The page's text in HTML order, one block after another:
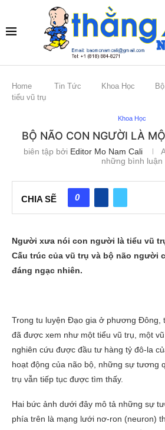
Home Tin Tức Khoa Học
tiểu vũ trụ
Khoa Học
BỘ NÃO CON NGƯỜI LÀ
biên tập bởi Editor Mo Nam Cali
những bình luận
CHIA SẼ 0
Người xưa nói con người là tiểu vũ
Cấu trúc của vũ trụ và bộ não người
đáng ngạc nhiên.
Trong tu luyện Đạo gia ở phương Đông,
đã được xem như một tiểu vũ trụ, một
nghiên cứu được đầu tư hàng tỷ đô-la
hoạt động của não bộ, những sự tương
trụ vẫn tiếp tục được tìm thấy.
Hai bức ảnh dưới đây mô tả những sự
phía trên là mạng lưới nơ-ron (neuron)